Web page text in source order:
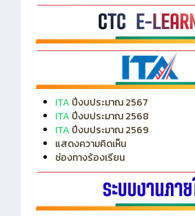
ITA ปีงบประมาณ 2567
ITA ปีงบประมาณ 2568
ITA ปีงบประมาณ 2569
แสดงความคิดเห็น
ช่องทางร้องเรียน